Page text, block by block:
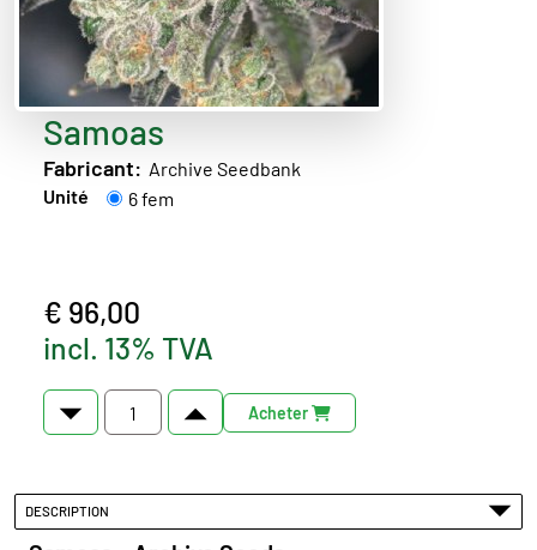
Samoas
Fabricant: Archive Seedbank
Unité
6 fem
€ 96,00
incl. 13% TVA
Acheter
DESCRIPTION